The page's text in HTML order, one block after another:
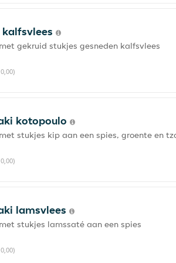
gekruid stukjes gesneden kalfsvlees
kotopoulo
stukjes kip aan een spies, groente en
lamsvlees
stukjes lamssaté aan een spies